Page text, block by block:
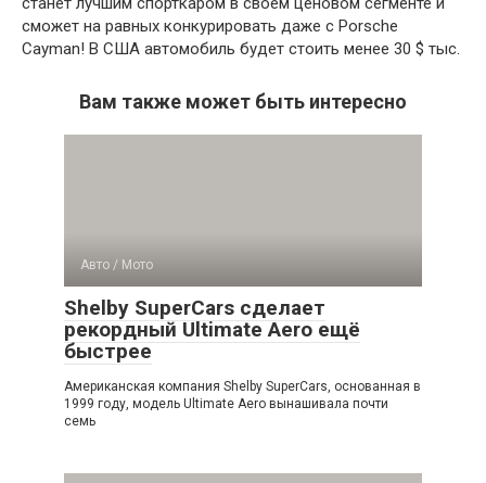
сможет на равных конкурировать даже с Porsche
Cayman! В США автомобиль будет стоить менее 30 $ тыс.
Вам также может быть интересно
Авто / Мото
Shelby SuperCars сделает
рекордный Ultimate Aero ещё
быстрее
Американская компания Shelby SuperCars, основанная в
1999 году, модель Ultimate Aero вынашивала почти
семь